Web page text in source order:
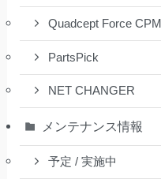
Quadcept Force CPM
PartsPick
NET CHANGER
メンテナンス情報
予定 / 実施中